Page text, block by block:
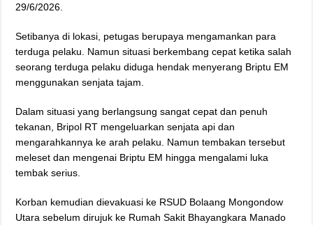
29/6/2026.
Setibanya di lokasi, petugas berupaya mengamankan para
terduga pelaku. Namun situasi berkembang cepat ketika salah
seorang terduga pelaku diduga hendak menyerang Briptu EM
menggunakan senjata tajam.
Dalam situasi yang berlangsung sangat cepat dan penuh
tekanan, Bripol RT mengeluarkan senjata api dan
mengarahkannya ke arah pelaku. Namun tembakan tersebut
meleset dan mengenai Briptu EM hingga mengalami luka
tembak serius.
Korban kemudian dievakuasi ke RSUD Bolaang Mongondow
Utara sebelum dirujuk ke Rumah Sakit Bhayangkara Manado